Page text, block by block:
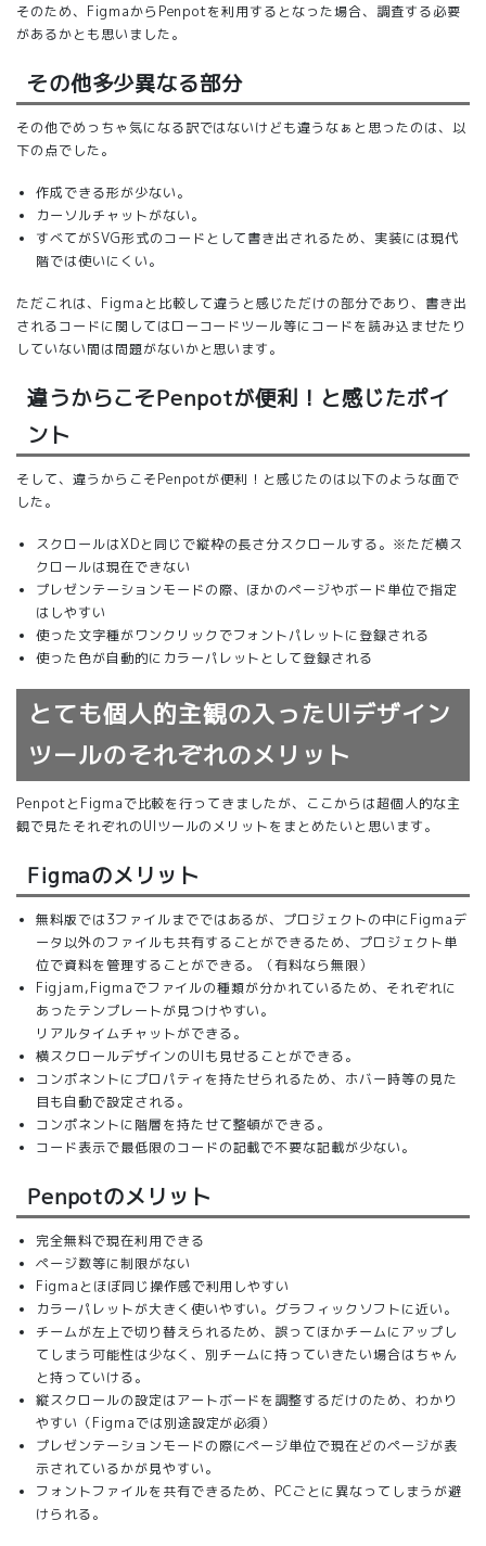
そのため、FigmaからPenpotを利用するとなった場合、調査する必要
があるかとも思いました。
その他多少異なる部分
その他でめっちゃ気になる訳ではないけども違うなぁと思ったのは、以
下の点でした。
作成できる形が少ない。
カーソルチャットがない。
すべてがSVG形式のコードとして書き出されるため、実装には現代
階では使いにくい。
ただこれは、Figmaと比較して違うと感じただけの部分であり、書き出
されるコードに関してはローコードツール等にコードを読み込ませたり
していない間は問題がないかと思います。
違うからこそPenpotが便利！と感じたポイ
ント
そして、違うからこそPenpotが便利！と感じたのは以下のような面で
した。
スクロールはXDと同じで縦枠の長さ分スクロールする。※ただ横ス
クロールは現在できない
プレゼンテーションモードの際、ほかのページやボード単位で指定
はしやすい
使った文字種がワンクリックでフォントパレットに登録される
使った色が自動的にカラーパレットとして登録される
とても個人的主観の入ったUIデザイン
ツールのそれぞれのメリット
PenpotとFigmaで比較を行ってきましたが、ここからは超個人的な主
観で見たそれぞれのUIツールのメリットをまとめたいと思います。
Figmaのメリット
無料版では3ファイルまでではあるが、プロジェクトの中にFigmaデ
ータ以外のファイルも共有することができるため、プロジェクト単
位で資料を管理することができる。（有料なら無限）
Figjam,Figmaでファイルの種類が分かれているため、それぞれに
あったテンプレートが見つけやすい。
リアルタイムチャットができる。
横スクロールデザインのUIも見せることができる。
コンポネントにプロパティを持たせられるため、ホバー時等の見た
目も自動で設定される。
コンポネントに階層を持たせて整頓ができる。
コード表示で最低限のコードの記載で不要な記載が少ない。
Penpotのメリット
完全無料で現在利用できる
ページ数等に制限がない
Figmaとほぼ同じ操作感で利用しやすい
カラーパレットが大きく使いやすい。グラフィックソフトに近い。
チームが左上で切り替えられるため、誤ってほかチームにアップし
てしまう可能性は少なく、別チームに持っていきたい場合はちゃん
と持っていける。
縦スクロールの設定はアートボードを調整するだけのため、わかり
やすい（Figmaでは別途設定が必須）
プレゼンテーションモードの際にページ単位で現在どのページが表
示されているかが見やすい。
フォントファイルを共有できるため、PCごとに異なってしまうが避
けられる。